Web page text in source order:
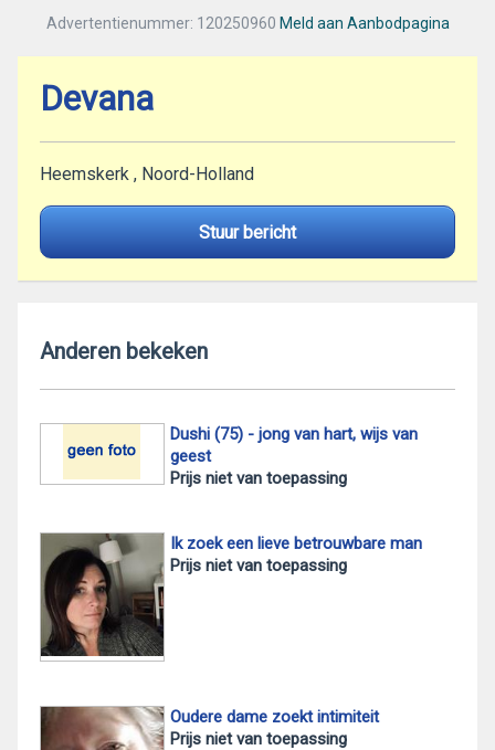
Advertentienummer: 120250960 Meld aan Aanbodpagina
Devana
Heemskerk , Noord-Holland
Stuur bericht
Anderen bekeken
Dushi (75) - jong van hart, wijs van
geest
Prijs niet van toepassing
Ik zoek een lieve betrouwbare man
Prijs niet van toepassing
Oudere dame zoekt intimiteit
Prijs niet van toepassing